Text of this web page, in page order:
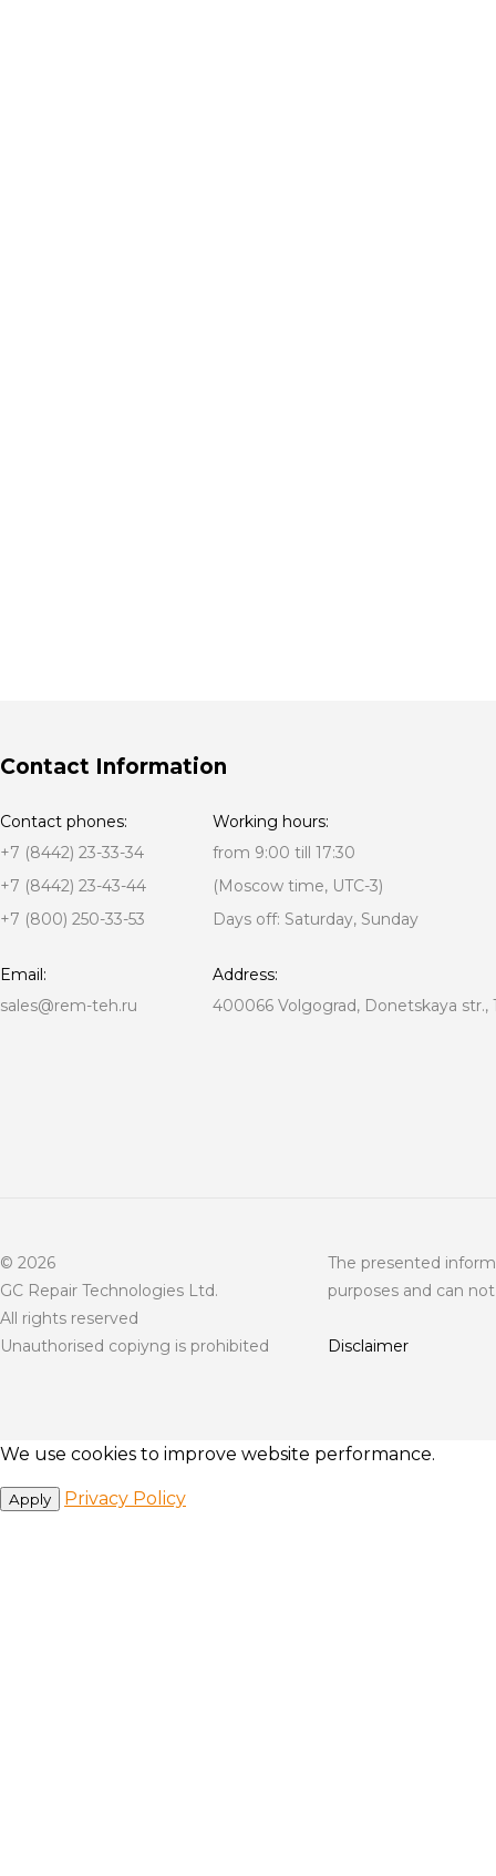
Contact Information
Contact phones:
+7 (8442) 23-33-34
+7 (8442) 23-43-44
+7 (800) 250-33-53
Working hours:
from 9:00 till 17:30
(Moscow time, UTC-3)
Days off: Saturday, Sunday
Email:
sales@rem-teh.ru
Address:
400066 Volgograd, Donetskaya str.,
© 2026
GC Repair Technologies Ltd.
All rights reserved
Unauthorised copiyng is prohibited
The presented
purposes and can
Disclaimer
We use cookies to improve website performance.
Apply Privacy Policy